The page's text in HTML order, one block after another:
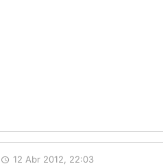
12 Abr 2012, 22:03